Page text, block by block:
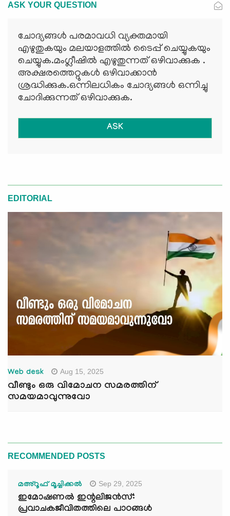
ASK YOUR QUESTION
ചോദ്യങ്ങള്‍ പരമാവധി വ്യക്തമായി
എഴുതുകയും മലയാളത്തില്‍ ടൈപ്പ് ചെയ്യുകയും
ചെയ്യുക.മംഗ്ലീഷില്‍ എഴുതുന്നത് ഒഴിവാക്കുക .
അക്ഷരത്തെറ്റുകള്‍ ഒഴിവാക്കാന്‍
ശ്രദ്ധിക്കുക.ഒന്നിലധികം ചോദ്യങ്ങള്‍ ഒന്നിച്ചു
ചോദിക്കുന്നത് ഒഴിവാക്കുക.
ASK
EDITORIAL
Web desk Aug 15, 2025
വീണ്ടും ഒരു വിമോചന സമരത്തിന്
സമയമാവുന്നുവോ
RECOMMENDED POSTS
മഅ്റൂഫ് മൂച്ചിക്കല്‍ Sep 29, 2025
ഇമോഷണൽ ഇന്റലിജൻസ്:
പ്രവാചകജീവിതത്തിലെ പാഠങ്ങൾ